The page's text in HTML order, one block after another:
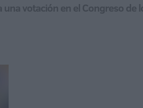
votación en el Congreso de